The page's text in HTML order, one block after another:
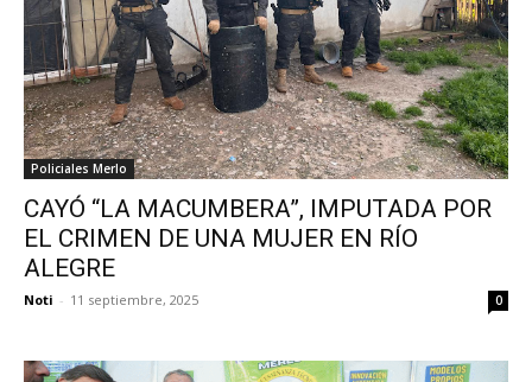
Policiales Merlo
CAYÓ “LA MACUMBERA”, IMPUTADA POR
EL CRIMEN DE UNA MUJER EN RÍO
ALEGRE
Noti - 11 septiembre, 2025 0